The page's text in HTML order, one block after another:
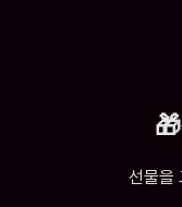
🎁
선물을